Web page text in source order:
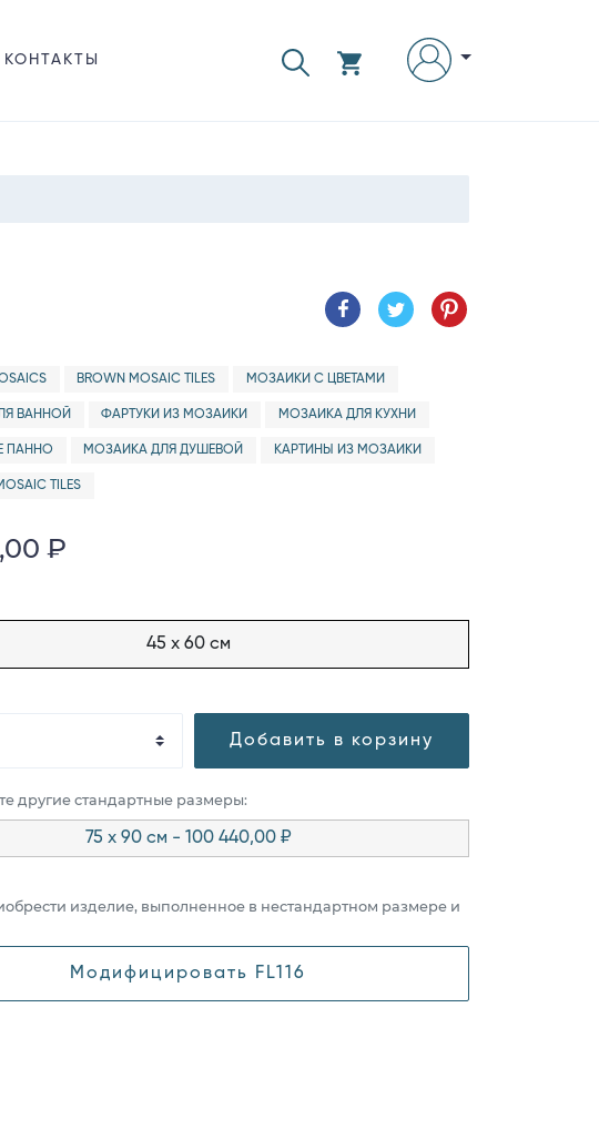
КОНТАКТЫ
BROWN MOSAIC TILES МОЗАИКИ С ЦВЕТАМИ
ВАННОЙ ФАРТУКИ ИЗ МОЗАИКИ МОЗАИКА ДЛЯ КУХНИ
ПАННО МОЗАИКА ДЛЯ ДУШЕВОЙ КАРТИНЫ ИЗ МОЗАИКИ
TILES
₽
45 x 60 см
Добавить в корзину
другие стандартные размеры:
75 x 90 см - 100 440,00 ₽
изделие, выполненное в нестандартном размере и
Модифицировать FL116